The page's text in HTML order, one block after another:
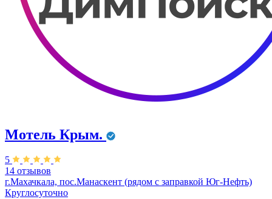
Мотель Крым.
5
14 отзывов
г.Махачкала, пос.Манаскент (рядом с заправкой Юг-Нефть)
Круглосуточно